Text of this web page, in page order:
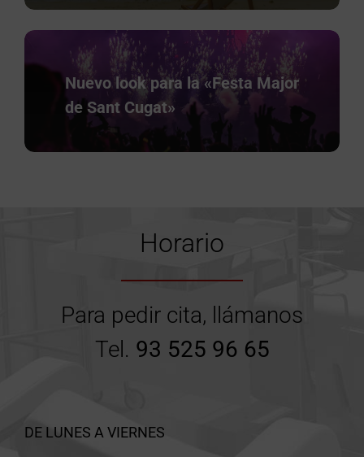
Nuevo look para la «Festa Major
de Sant Cugat»
Horario
Para pedir cita, llámanos
Tel. 93 525 96 65
DE LUNES A VIERNES